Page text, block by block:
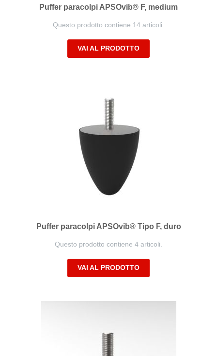
Puffer paracolpi APSOvib® F, medium
Questo prodotto contiene 14 articoli.
VAI AL PRODOTTO
Puffer paracolpi APSOvib® Tipo F, duro
Questo prodotto contiene 4 articoli.
VAI AL PRODOTTO